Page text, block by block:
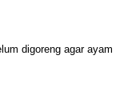
digoreng agar ayam